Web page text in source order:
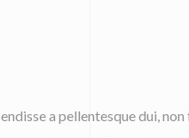
a pellentesque dui,